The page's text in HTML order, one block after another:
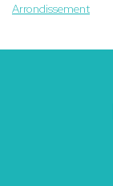
Arrondissement